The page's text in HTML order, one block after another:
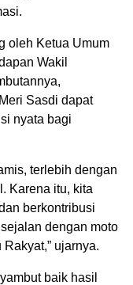
oleh Ketua Umum
Wakil
Sasdi dapat
nyata bagi
terlebih dengan
Karena itu, kita
berkontribusi
dengan moto
ujarnya.
baik hasil